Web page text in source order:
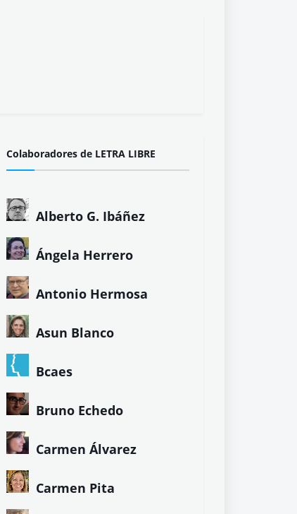
Colaboradores de LETRA LIBRE
Alberto G. Ibáñez
Ángela Herrero
Antonio Hermosa
Asun Blanco
Bcaes
Bruno Echedo
Carmen Álvarez
Carmen Pita